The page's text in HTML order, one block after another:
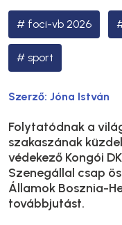
foci-vb 2026
sport
Szerző: Jóna István
Folytatódnak a
szakaszának
védekező Kongói
Szenegállal csap
Államok Bosznia-
továbbjutást.